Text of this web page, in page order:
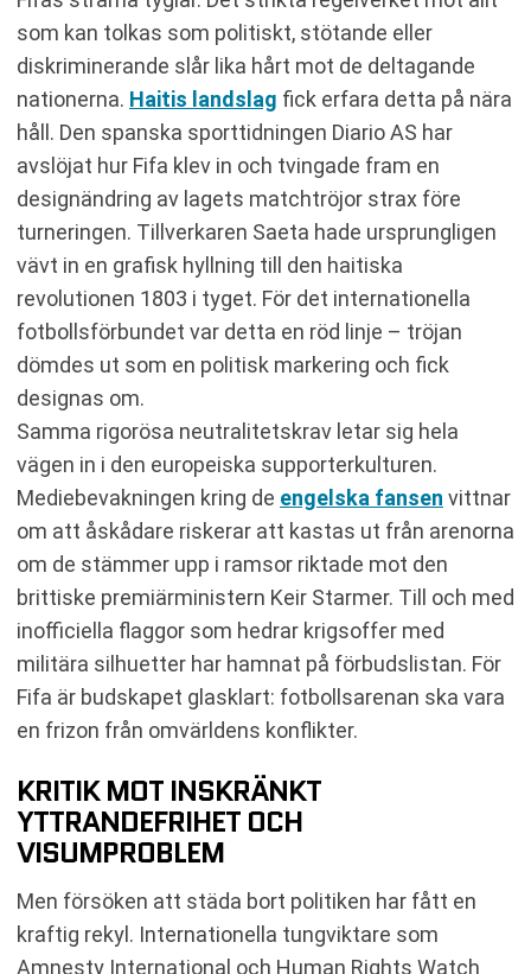
som kan tolkas som politiskt, stötande eller
diskriminerande slår lika hårt mot de deltagande
nationerna. Haitis landslag fick erfara detta på nära
håll. Den spanska sporttidningen Diario AS har
avslöjat hur Fifa klev in och tvingade fram en
designändring av lagets matchtröjor strax före
turneringen. Tillverkaren Saeta hade ursprungligen
vävt in en grafisk hyllning till den haitiska
revolutionen 1803 i tyget. För det internationella
fotbollsförbundet var detta en röd linje – tröjan
dömdes ut som en politisk markering och fick
designas om.
Samma rigorösa neutralitetskrav letar sig hela
vägen in i den europeiska supporterkulturen.
Mediebevakningen kring de engelska fansen vittnar
om att åskådare riskerar att kastas ut från arenorna
om de stämmer upp i ramsor riktade mot den
brittiske premiärministern Keir Starmer. Till och med
inofficiella flaggor som hedrar krigsoffer med
militära silhuetter har hamnat på förbudslistan. För
Fifa är budskapet glasklart: fotbollsarenan ska vara
en frizon från omvärldens konflikter.
KRITIK MOT INSKRÄNKT
YTTRANDEFRIHET OCH
VISUMPROBLEM
Men försöken att städa bort politiken har fått en
kraftig rekyl. Internationella tungviktare som
Amnesty International och Human Rights Watch